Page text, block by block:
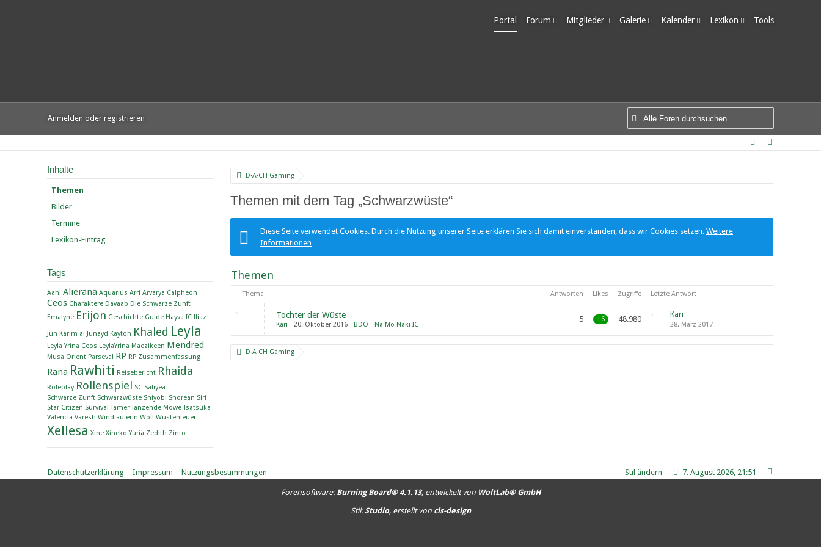
Anmelden oder registrieren
Portal Forum Mitglieder Galerie Kalender Lexikon Tools
Inhalte
Themen
Bilder
Termine
Lexikon-Eintrag
Tags
Aahl Alierana Aquarius Arri Arvarya Calpheon
Ceos Charaktere Davaab Die Schwarze Zunft
Emalyne Erijon Geschichte Guide Hayva IC Iliaz
Jun Karim al Junayd Kaytoh Khaled Leyla
Leyla Yrina Ceos LeylaYrina Maezikeen Mendred
Musa Orient Parseval RP RP Zusammenfassung
Rana Rawhiti Reisebericht Rhaida
Roleplay Rollenspiel SC Safiyea
Schwarze Zunft Schwarzwüste Shiyobi Shorean Siri
Star Citizen Survival Tamer Tanzende Möwe Tsatsuka
Valencia Varesh Windläuferin Wolf Wüstenfeuer
Xellesa Xine Xineko Yuria Zedith Zinto
D·A·CH Gaming
Themen mit dem Tag „Schwarzwüste“
Diese Seite verwendet Cookies. Durch die Nutzung unserer Seite erklären Sie sich damit einverstanden, dass wir Cookies setzen. Weitere
Informationen
Themen
Thema Antworten Likes Zugriffe Letzte Antwort
Tochter der Wüste
Kari 20. Oktober 2016 BDO - Na Mo Naki IC
5 +6 48.980
Kari
28. März 2017
D·A·CH Gaming
Datenschutzerklärung Impressum Nutzungsbestimmungen 7. August 2026, 21:51
Stil ändern
Forensoftware: Burning Board® 4.1.13, entwickelt von WoltLab® GmbH
Stil:Studio, erstellt von cls-design